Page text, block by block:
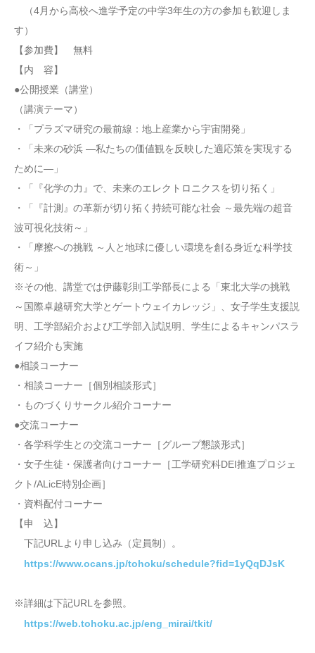
（4月から高校へ進学予定の中学3年生の方の参加も歓迎しま
す）
【参加費】 無料
【内 容】
●公開授業（講堂）
（講演テーマ）
・「プラズマ研究の最前線：地上産業から宇宙開発」
・「未来の砂浜 ―私たちの価値観を反映した適応策を実現する
ために―」
・「『化学の力』で、未来のエレクトロニクスを切り拓く」
・「『計測』の革新が切り拓く持続可能な社会 ～最先端の超音
波可視化技術～」
・「摩擦への挑戦 ～人と地球に優しい環境を創る身近な科学技
術～」
※その他、講堂では伊藤彰則工学部長による「東北大学の挑戦
～国際卓越研究大学とゲートウェイカレッジ」、女子学生支援説
明、工学部紹介および工学部入試説明、学生によるキャンパスラ
イフ紹介も実施
●相談コーナー
・相談コーナー［個別相談形式］
・ものづくりサークル紹介コーナー
●交流コーナー
・各学科学生との交流コーナー［グループ懇談形式］
・女子生徒・保護者向けコーナー［工学研究科DEI推進プロジェ
クト/ALicE特別企画］
・資料配付コーナー
【申 込】
下記URLより申し込み（定員制）。
https://www.ocans.jp/tohoku/schedule?fid=1yQqDJsK
※詳細は下記URLを参照。
https://web.tohoku.ac.jp/eng_mirai/tkit/